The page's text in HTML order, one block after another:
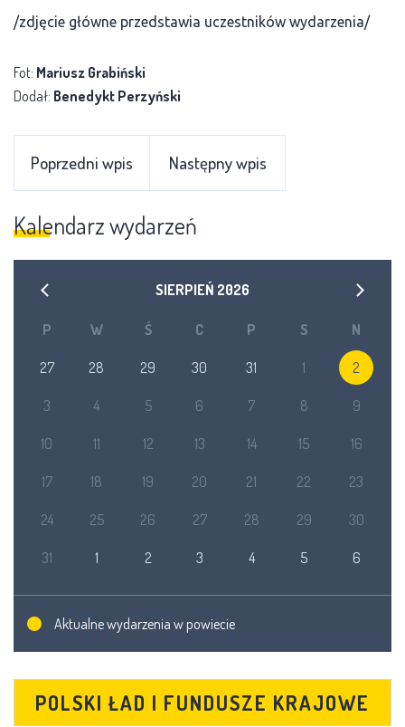
/zdjęcie główne przedstawia uczestników wydarzenia/
Fot: Mariusz Grabiński
Dodał: Benedykt Perzyński
Poprzedni wpis Następny wpis
Kalendarz wydarzeń
SIERPIEŃ 2026
P W Ś C P S N
27 28 29 30 31 1 2
3 4 5 6 7 8 9
10 11 12 13 14 15 16
17 18 19 20 21 22 23
24 25 26 27 28 29 30
31 1 2 3 4 5 6
Aktualne wydarzenia w powiecie
POLSKI ŁAD I FUNDUSZE KRAJOWE